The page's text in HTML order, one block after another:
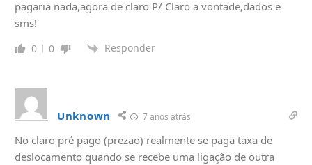
pagaria nada,agora de claro P/ Claro a vontade,dados e
sms!
0 0 Responder
Unknown 7 anos atrás
No claro pré pago (prezao) realmente se paga taxa de
deslocamento quando se recebe uma ligação de outra